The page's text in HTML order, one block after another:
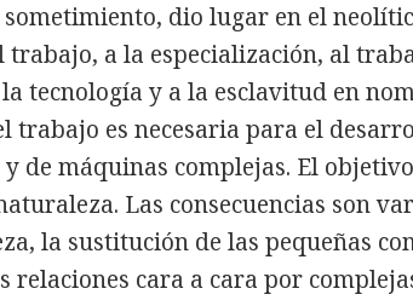
dio lugar en el
a la especialización, al
tecnología y a la esclavitud en
trabajo es necesaria para el
de máquinas complejas. El
Las consecuencias son
la sustitución de las pequeñas
relaciones cara a cara por